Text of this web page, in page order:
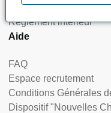
Nos indicateurs de
Règlement intérieur
Aide
FAQ
Espace recrutement
Conditions Générales
Dispositif "Nouvelles